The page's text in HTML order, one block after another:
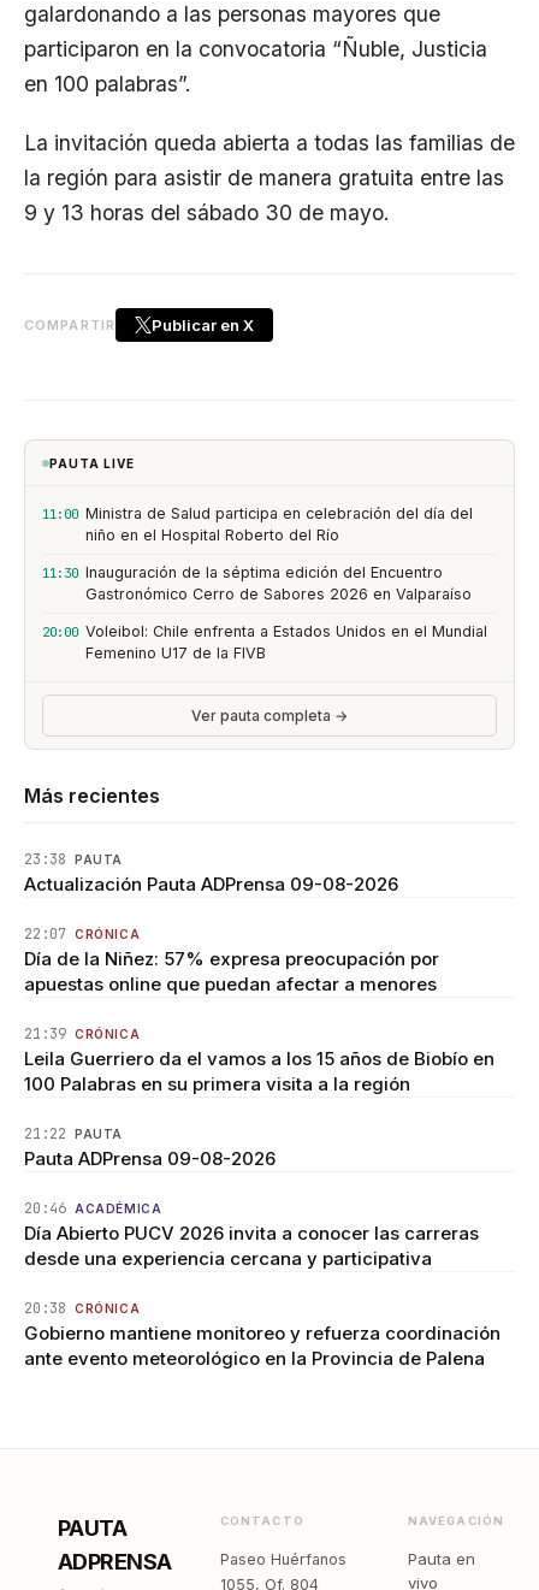
galardonando a las personas mayores que
participaron en la convocatoria “Ñuble, Justicia
en 100 palabras”.
La invitación queda abierta a todas las familias de
la región para asistir de manera gratuita entre las
9 y 13 horas del sábado 30 de mayo.
COMPARTIR Publicar en X
PAUTA LIVE
11:00 Ministra de Salud participa en celebración del día del
niño en el Hospital Roberto del Río
11:30 Inauguración de la séptima edición del Encuentro
Gastronómico Cerro de Sabores 2026 en Valparaíso
20:00 Voleibol: Chile enfrenta a Estados Unidos en el Mundial
Femenino U17 de la FIVB
Ver pauta completa →
Más recientes
23:38 PAUTA
Actualización Pauta ADPrensa 09-08-2026
22:07 CRÓNICA
Día de la Niñez: 57% expresa preocupación por
apuestas online que puedan afectar a menores
21:39 CRÓNICA
Leila Guerriero da el vamos a los 15 años de Biobío en
100 Palabras en su primera visita a la región
21:22 PAUTA
Pauta ADPrensa 09-08-2026
20:46 ACADÉMICA
Día Abierto PUCV 2026 invita a conocer las carreras
desde una experiencia cercana y participativa
20:38 CRÓNICA
Gobierno mantiene monitoreo y refuerza coordinación
ante evento meteorológico en la Provincia de Palena
PAUTA
ADPRENSA
CONTACTO
Paseo Huérfanos
1055, Of. 804
NAVEGACIÓN
Pauta en
vivo